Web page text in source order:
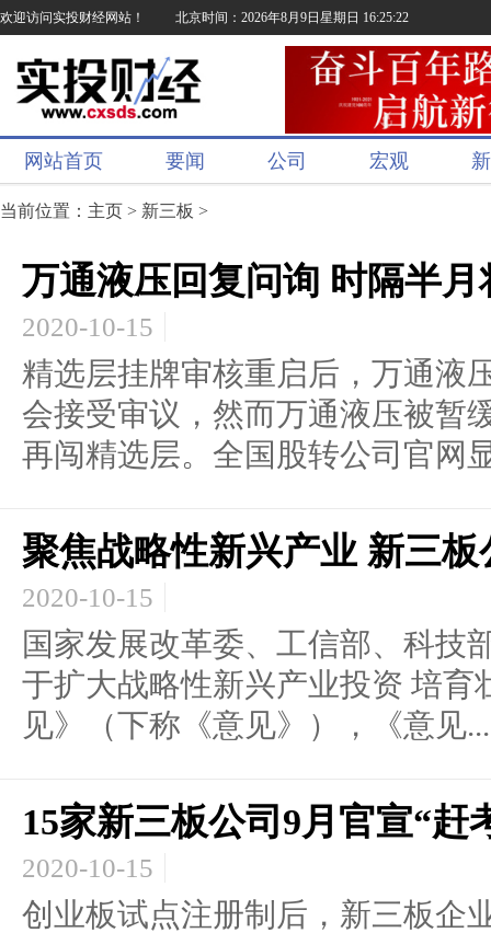
欢迎访问实投财经网站！ 北京时间：2026年8月9日星期日 16:25:23
网站首页 要闻 公司 宏观
当前位置： 主页 > 新三板 >
万通液压回复问询 时隔半
2020-10-15
精选层挂牌审核重启后，万通液
会接受审议，然而万通液压被暂
再闯精选层。全国股转公司官网
聚焦战略性新兴产业 新三
2020-10-15
国家发展改革委、工信部、科技
于扩大战略性新兴产业投资 培
见》（下称《意见》），《意见...
15家新三板公司9月官宣“赶
2020-10-15
创业板试点注册制后，新三板企